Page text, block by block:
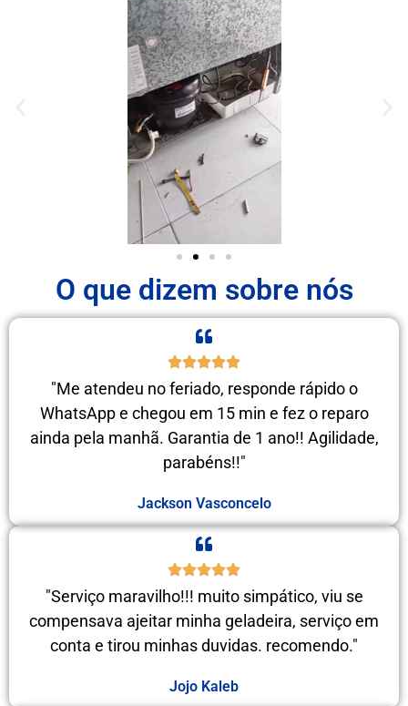
O que dizem sobre nós
"Me atendeu no feriado, responde rápido o
WhatsApp e chegou em 15 min e fez o reparo
ainda pela manhã. Garantia de 1 ano!! Agilidade,
parabéns!!"
Jackson Vasconcelo
"Serviço maravilho!!! muito simpático, viu se
compensava ajeitar minha geladeira, serviço em
conta e tirou minhas duvidas. recomendo."
Jojo Kaleb